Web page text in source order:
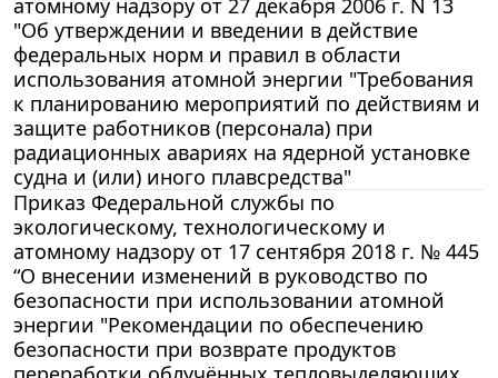
"Об утверждении и введении в действие
федеральных норм и правил в области
использования атомной энергии "Требования
к планированию мероприятий по действиям и
защите работников (персонала) при
радиационных авариях на ядерной установке
судна и (или) иного плавсредства"
Приказ Федеральной службы по
экологическому, технологическому и
атомному надзору от 17 сентября 2018 г. № 445
“О внесении изменений в руководство по
безопасности при использовании атомной
энергии "Рекомендации по обеспечению
безопасности при возврате продуктов